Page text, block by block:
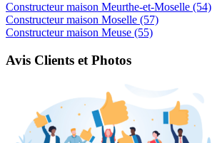
Constructeur maison Meurthe-et-Moselle (54)
Constructeur maison Moselle (57)
Constructeur maison Meuse (55)
Avis Clients et Photos